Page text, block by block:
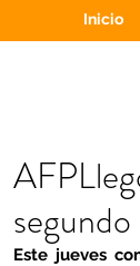
Inicio
Este jueves